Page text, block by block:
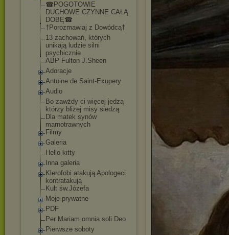
☎POGOTOWIE
DUCHOWE CZYNNE CAŁĄ
DOBĘ☎
†Porozmawiaj z Dowódcą†
13 zachowań, których
unikają ludzie silni
psychicznie
ABP Fulton J.Sheen
Adoracje
Antoine de Saint-Exupery
Audio
Bo zawżdy ci więcej jedzą
którzy bliżej misy siedzą
Dla matek synów
marnotrawnych
Filmy
Galeria
Hello kitty
Inna galeria
Klerofobi atakują Apologeci
kontratakują
Kult św.Józefa
Moje prywatne
PDF
Per Mariam omnia soli Deo
Pierwsze soboty